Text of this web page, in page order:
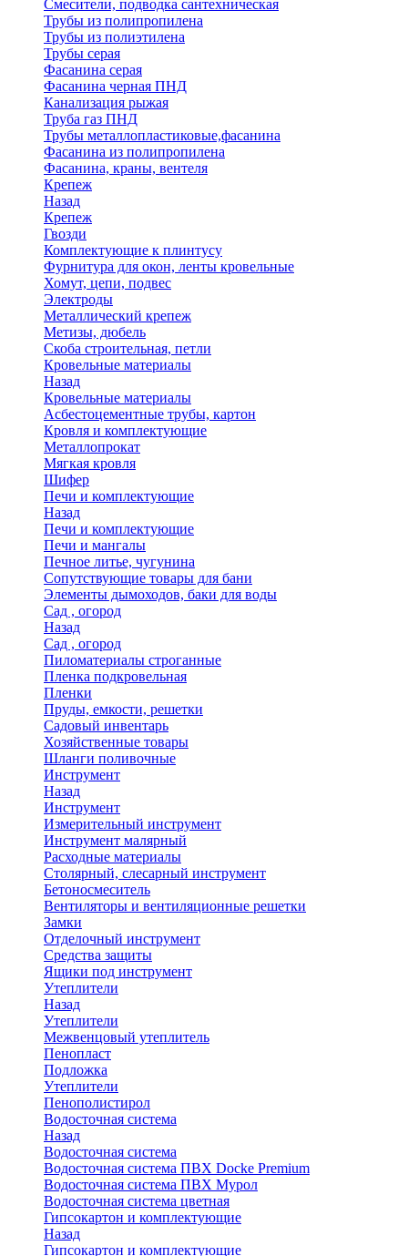
Смесители, подводка сантехническая
Трубы из полипропилена
Трубы из полиэтилена
Трубы серая
Фасанина серая
Фасанина черная ПНД
Канализация рыжая
Труба газ ПНД
Трубы металлопластиковые,фасанина
Фасанина из полипропилена
Фасанина, краны, вентеля
Крепеж
Назад
Крепеж
Гвозди
Комплектующие к плинтусу
Фурнитура для окон, ленты кровельные
Хомут, цепи, подвес
Электроды
Металлический крепеж
Метизы, дюбель
Скоба строительная, петли
Кровельные материалы
Назад
Кровельные материалы
Асбестоцементные трубы, картон
Кровля и комплектующие
Металлопрокат
Мягкая кровля
Шифер
Печи и комплектующие
Назад
Печи и комплектующие
Печи и мангалы
Печное литье, чугунина
Сопутствующие товары для бани
Элементы дымоходов, баки для воды
Сад , огород
Назад
Сад , огород
Пиломатериалы строганные
Пленка подкровельная
Пленки
Пруды, емкости, решетки
Садовый инвентарь
Хозяйственные товары
Шланги поливочные
Инструмент
Назад
Инструмент
Измерительный инструмент
Инструмент малярный
Расходные материалы
Столярный, слесарный инструмент
Бетоносмеситель
Вентиляторы и вентиляционные решетки
Замки
Отделочный инструмент
Средства защиты
Ящики под инструмент
Утеплители
Назад
Утеплители
Межвенцовый утеплитель
Пенопласт
Подложка
Утеплители
Пенополистирол
Водосточная система
Назад
Водосточная система
Водосточная система ПВХ Docke Premium
Водосточная система ПВХ Мурол
Водосточная система цветная
Гипсокартон и комплектующие
Назад
Гипсокартон и комплектующие